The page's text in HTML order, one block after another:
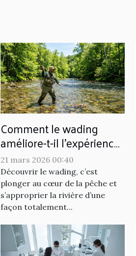
Comment le wading
améliore-t-il l'expérience
de pêche ?
21 mars 2026 00:40
Découvrir le wading, c’est
plonger au cœur de la pêche et
s’approprier la rivière d’une
façon totalement...